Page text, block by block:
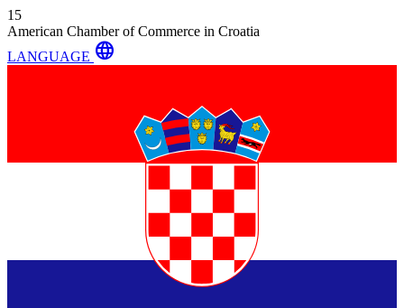
15
American Chamber of Commerce in Croatia
LANGUAGE language